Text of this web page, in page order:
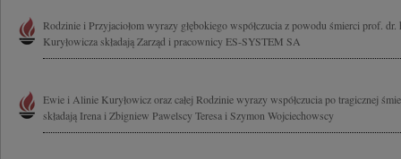
Rodzinie i Przyjaciołom wyrazy głębokiego współczucia z powodu śmierci prof. dr.
Kuryłowicza składają Zarząd i pracownicy ES-SYSTEM SA
Ewie i Alinie Kuryłowicz oraz całej Rodzinie wyrazy współczucia po tragicznej
składają Irena i Zbigniew Pawelscy Teresa i Szymon Wojciechowscy